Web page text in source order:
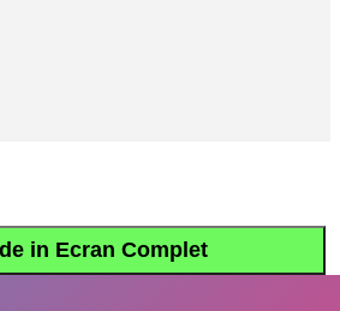
in Ecran Complet